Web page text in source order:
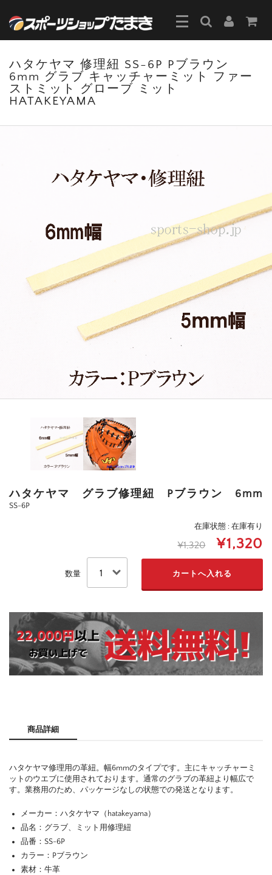
ハタケヤマ 修理紐 SS-6P Pブラウン
6mm グラブ キャッチャーミット ファー
ストミット グローブ ミット
HATAKEYAMA
ハタケヤマ グラブ修理紐 Pブラウン 6mm
SS-6P
在庫状態 : 在庫有り
¥1,320 ¥1,320
数量
商品詳細
ハタケヤマ修理用の革紐。幅6mmのタイプです。主にキャッチャーミ
ットのウエブに使用されております。通常のグラブの革紐より幅広で
す。業務用のため、パッケージなしの状態での発送となります。
メーカー：ハタケヤマ（hatakeyama）
品名：グラブ、ミット用修理紐
品番：SS-6P
カラー：Pブラウン
素材：牛革